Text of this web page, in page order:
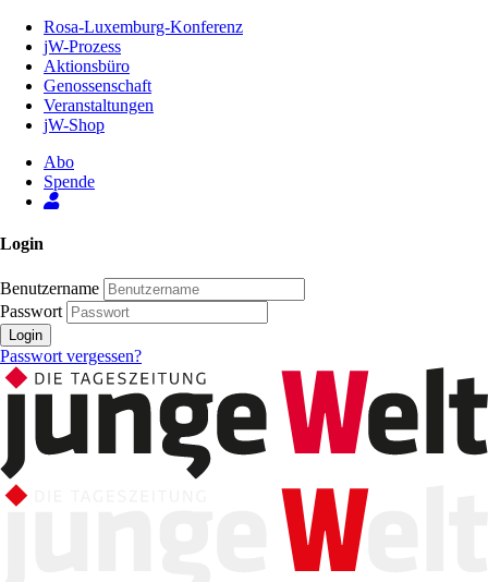
Inhalt
Seite
Rosa-Luxemburg-Konferenz
jW-Prozess
Aktionsbüro
Genossenschaft
Veranstaltungen
jW-Shop
Abo
Spende
Login
Benutzername
Passwort
Login
Passwort vergessen?